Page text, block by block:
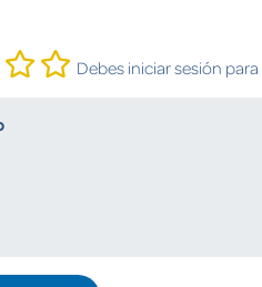
Debes iniciar sesión